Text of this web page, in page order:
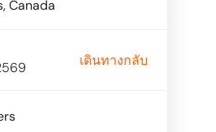
เดินทางกลับ